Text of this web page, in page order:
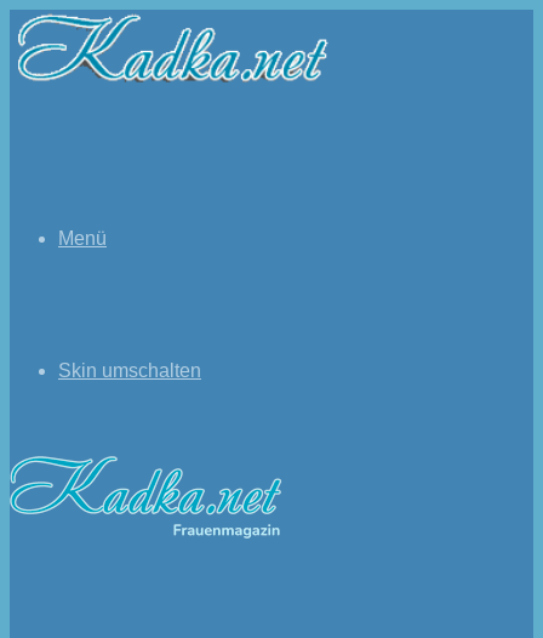
Menü
Skin umschalten